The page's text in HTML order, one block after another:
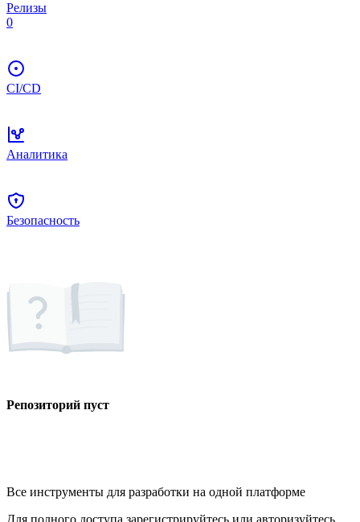
Релизы
0
CI/CD
Аналитика
Безопасность
Репозиторий пуст
Все инструменты для разработки на одной платформе
Для полного доступа зарегистрируйтесь или авторизуйтесь